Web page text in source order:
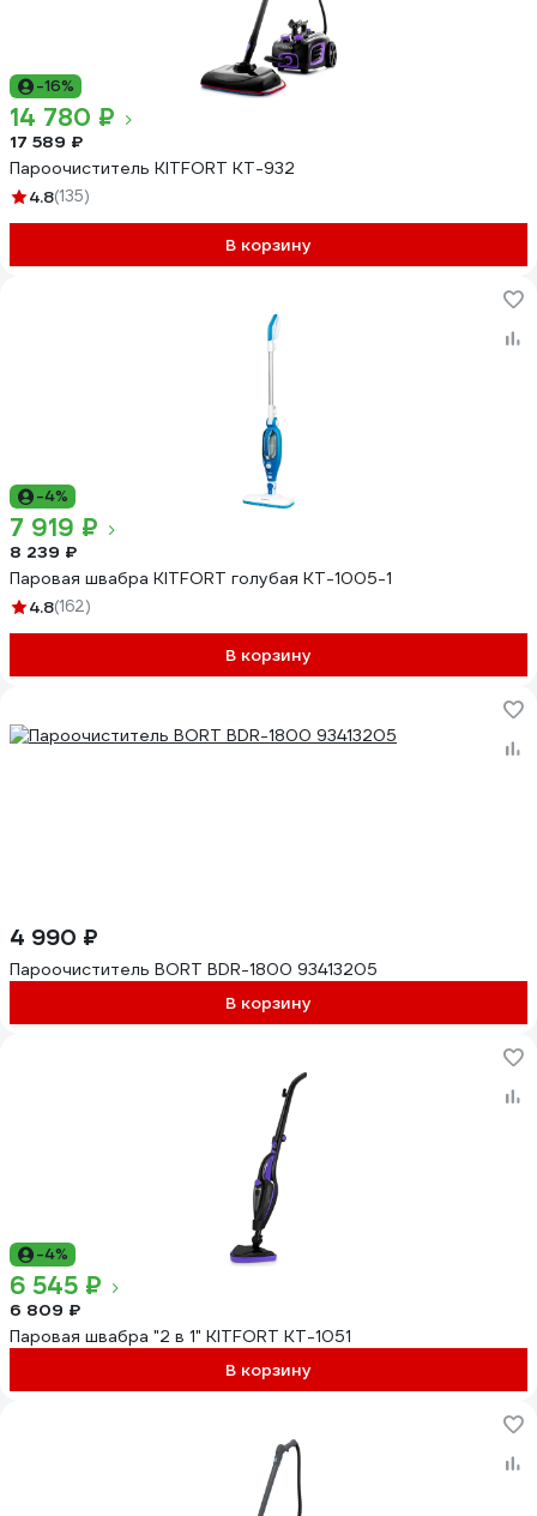
-16%
14 780 ₽
17 589 ₽
Пароочиститель KITFORT КТ-932
4.8(135)
В корзину
-4%
7 919 ₽
8 239 ₽
Паровая швабра KITFORT голубая КТ-1005-1
4.8(162)
В корзину
4 990 ₽
Пароочиститель BORT BDR-1800 93413205
В корзину
-4%
6 545 ₽
6 809 ₽
Паровая швабра "2 в 1" KITFORT КТ-1051
В корзину